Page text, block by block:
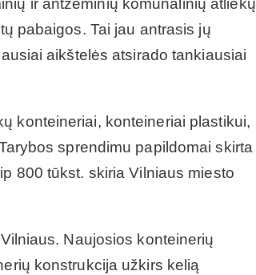
ir antžeminių komunalinių atliekų
pabaigos. Tai jau antrasis jų
aikštelės atsirado tankiausiai
konteineriai, konteineriai plastikui,
sprendimu papildomai skirta
800 tūkst. skiria Vilniaus miesto
Naujosios konteinerių
konstrukcija užkirs kelią